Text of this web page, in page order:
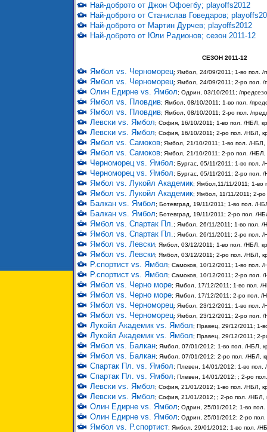
Най-доброто от Джон Офоегбу; playoffs2012
Най-доброто от Станислав Говедаров;
Най-доброто от Мартин Дурчев; playoffs2012
Най-доброто от Юли Радионов; сезон 2011-12
СЕЗОН 2011-12
Ямбол vs. Черноморец; Ямбол, 24/09/2011; 1-во пол. /
Ямбол vs. Черноморец; Ямбол, 24/09/2011; 2-ро пол. /
Олин Едирне vs. Ямбол; Одрин, 03/10/2011; /
Ямбол vs. Пловдив; Ямбол, 08/10/2011; 1-во пол. /
Ямбол vs. Пловдив; Ямбол, 08/10/2011; 2-ро пол. /
Левски vs. Ямбол; София, 16/10/2011; 1-во пол. /НБЛ,
Левски vs. Ямбол; София, 16/10/2011; 2-ро пол. /НБЛ,
Ямбол vs. Самоков; Ямбол, 21/10/2011; 1-во пол. /НБЛ,
Ямбол vs. Самоков; Ямбол, 21/10/2011; 2-ро пол. /НБЛ,
Черноморец vs. Ямбол; Бургас, 05/11/2011; 1-во пол. /
Черноморец vs. Ямбол; Бургас, 05/11/2011; 2-ро пол. /
Ямбол vs. Лукойл Академик; Ямбол,11/11/2011; 1-во
Ямбол vs. Лукойл Академик; Ямбол, 11/11/2011; 2-
Балкан vs. Ямбол; Ботевград, 19/11/2011; 1-во пол. /
Балкан vs. Ямбол; Ботевград, 19/11/2011; 2-ро пол. /
Ямбол vs. Спартак Пл.; Ямбол, 26/11/2011; 1-во пол. /
Ямбол vs. Спартак Пл.; Ямбол, 26/11/2011; 2-ро пол. /
Ямбол vs. Левски; Ямбол, 03/12/2011; 1-во пол. /НБЛ,
Ямбол vs. Левски; Ямбол, 03/12/2011; 2-ро пол. /НБЛ,
Р.спортист vs. Ямбол; Самоков, 10/12/2011; 1-во пол. /
Р.спортист vs. Ямбол; Самоков, 10/12/2011; 2-ро пол. /
Ямбол vs. Черно море; Ямбол, 17/12/2011; 1-во пол. /
Ямбол vs. Черно море; Ямбол, 17/12/2011; 2-ро пол. /
Ямбол vs. Черноморец; Ямбол, 23/12/2011; 1-во пол. /
Ямбол vs. Черноморец; Ямбол, 23/12/2011; 2-ро пол. /
Лукойл Академик vs. Ямбол; Правец, 29/12/2011; 1-
Лукойл Академик vs. Ямбол; Правец, 29/12/2011; 2-
Ямбол vs. Балкан; Ямбол, 07/01/2012; 1-во пол. /НБЛ,
Ямбол vs. Балкан; Ямбол, 07/01/2012; 2-ро пол. /НБЛ,
Спартак Пл. vs. Ямбол; Плевен, 14/01/2012; 1-во пол.
Спартак Пл. vs. Ямбол; Плевен, 14/01/2012; ; 2-ро
Левски vs. Ямбол; София, 21/01/2012; 1-во пол. /НБЛ,
Левски vs. Ямбол; София, 21/01/2012; ; 2-ро пол. /НБЛ,
Олин Едирне vs. Ямбол; Одрин, 25/01/2012; 1-во пол.
Олин Едирне vs. Ямбол; Одрин, 25/01/2012; 2-ро пол.
Ямбол vs. Р.спортист; Ямбол, 29/01/2012; 1-во пол. /